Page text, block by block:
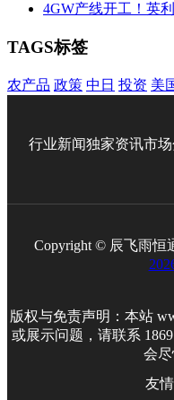
4GW产线开工！英
TAGS标签
农产品 政策 中日 投资 美
行业新闻独家资讯市
Copyright © 辰飞雨恒
版权与免责声明：本站
或展示问题，请联系
会尽
友